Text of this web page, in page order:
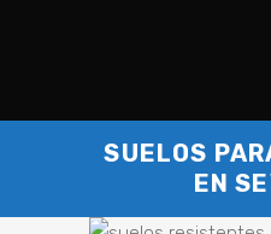
SUELOS
EN